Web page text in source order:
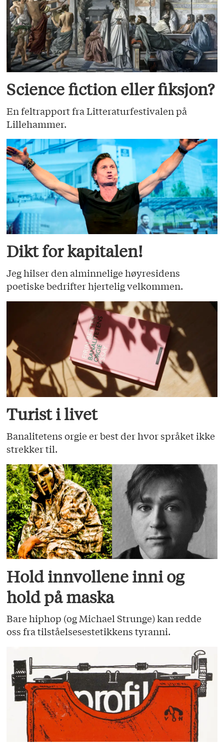
Science fiction eller fiksjon?
En feltrapport fra Litteraturfestivalen på
Lillehammer.
Dikt for kapitalen!
Jeg hilser den alminnelige høyresidens
poetiske bedrifter hjertelig velkommen.
Turist i livet
Banalitetens orgie er best der hvor språket ikke
strekker til.
Hold innvollene inni og
hold på maska
Bare hiphop (og Michael Strunge) kan redde
oss fra tilståelsesestetikkens tyranni.